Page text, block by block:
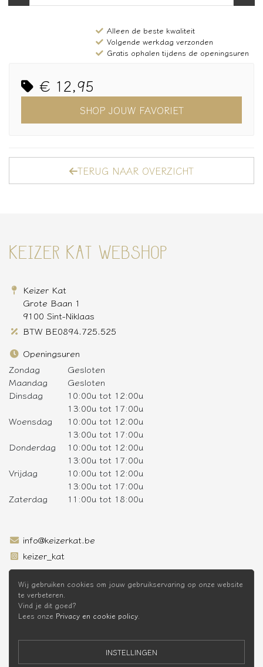
Alleen de beste kwaliteit
Volgende werkdag verzonden
Gratis ophalen tijdens de openingsuren
€ 12,95
SHOP JOUW FAVORIET
TERUG NAAR OVERZICHT
KEIZER KAT WEBSHOP
Keizer Kat
Grote Baan 1
9100 Sint-Niklaas
BTW BE0894.725.525
Openingsuren
Zondag
Gesloten
Maandag
Gesloten
Dinsdag
10:00u tot 12:00u
13:00u tot 17:00u
Woensdag
10:00u tot 12:00u
13:00u tot 17:00u
Donderdag
10:00u tot 12:00u
13:00u tot 17:00u
Vrijdag
10:00u tot 12:00u
13:00u tot 17:00u
Zaterdag
11:00u tot 18:00u
info@keizerkat.be
keizer_kat
SCHRIJF JE IN OP DE NIEUWSBRIEF
* Niet cumuleerbaar met andere kortingen
Wij gebruiken cookies om jouw gebruikservaring op onze website
te verbeteren.
Vind je dit goed?
Lees onze Privacy en cookie policy.
INSTELLINGEN